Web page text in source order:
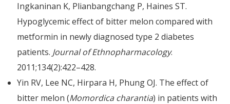
Ingkaninan K, Plianbangchang P, Haines ST.
Hypoglycemic effect of bitter melon compared with
metformin in newly diagnosed type 2 diabetes
patients. Journal of Ethnopharmacology.
2011;134(2):422–428.
Yin RV, Lee NC, Hirpara H, Phung OJ. The effect of
bitter melon (Momordica charantia) in patients with